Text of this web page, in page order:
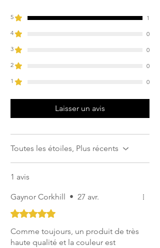
S'assurer que tous les velcros sont bien
Sécher à l'air libre, ne pas sécher en
machine.
5
1
4
0
3
0
2
0
1
0
Laisser un avis
Toutes les étoiles, Plus récents
1 avis
Gaynor Corkhill • 27 avr.
Noté 5 sur 5.
Comme toujours, un produit de très
haute qualité et la couleur est